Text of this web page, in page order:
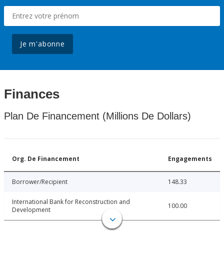
Je m'abonne
Finances
Plan De Financement (Millions De Dollars)
Org. De Financement Engagements
Borrower/Recipient 148.33
International Bank for Reconstruction and
Development
100.00